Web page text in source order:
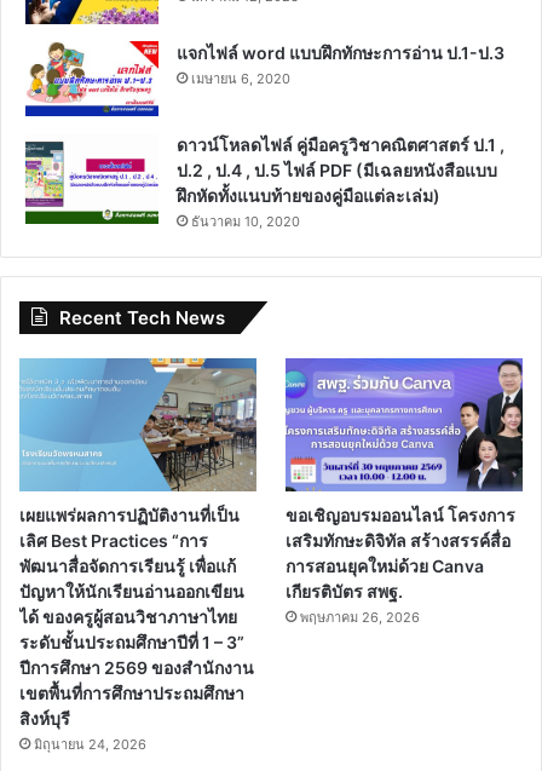
แจกไฟล์ word แบบฝึกทักษะการอ่าน ป.1-ป.3
เมษายน 6, 2020
ดาวน์โหลดไฟล์ คู่มือครูวิชาคณิตศาสตร์ ป.1 ,
ป.2 , ป.4 , ป.5 ไฟล์ PDF (มีเฉลยหนังสือแบบ
ฝึกหัดทั้งแนบท้ายของคู่มือแต่ละเล่ม)
ธันวาคม 10, 2020
Recent Tech News
เผยแพร่ผลการปฏิบัติงานที่เป็น
เลิศ Best Practices “การ
พัฒนาสื่อจัดการเรียนรู้ เพื่อแก้
ปัญหาให้นักเรียนอ่านออกเขียน
ได้ ของครูผู้สอนวิชาภาษาไทย
ระดับชั้นประถมศึกษาปีที่ 1 – 3”
ปีการศึกษา 2569 ของสำนักงาน
เขตพื้นที่การศึกษาประถมศึกษา
สิงห์บุรี
มิถุนายน 24, 2026
ขอเชิญอบรมออนไลน์ โครงการ
เสริมทักษะดิจิทัล สร้างสรรค์สื่อ
การสอนยุคใหม่ด้วย Canva
เกียรติบัตร สพฐ.
พฤษภาคม 26, 2026